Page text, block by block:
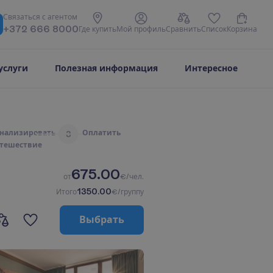
Связаться с агентом
+372 666 8000 Где купить М ой профильСравнитьСписокКорзина
Полезная информация Интересное
ализировать
ешествие
3 Оплатить
от675.00€/чел.
Итого1350.00€/группу
Выбрать